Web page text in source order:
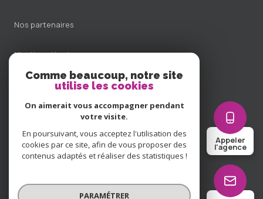
Appeler
l'agence
Nos partenaires
Mentions légales
Cookies
© 2026 | Tous droits réservés
Comme beaucoup, notre site
utilise les cookies
On aimerait vous accompagner pendant
votre visite.
En poursuivant, vous acceptez l'utilisation des
cookies par ce site, afin de vous proposer des
contenus adaptés et réaliser des statistiques !
PARAMÉTRER